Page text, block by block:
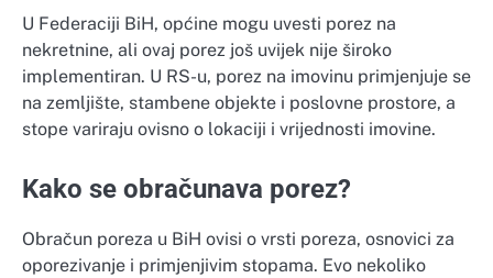
U Federaciji BiH, općine mogu uvesti porez na
nekretnine, ali ovaj porez još uvijek nije široko
implementiran. U RS-u, porez na imovinu primjenjuje se
na zemljište, stambene objekte i poslovne prostore, a
stope variraju ovisno o lokaciji i vrijednosti imovine.
Kako se obračunava porez?
Obračun poreza u BiH ovisi o vrsti poreza, osnovici za
oporezivanje i primjenjivim stopama. Evo nekoliko